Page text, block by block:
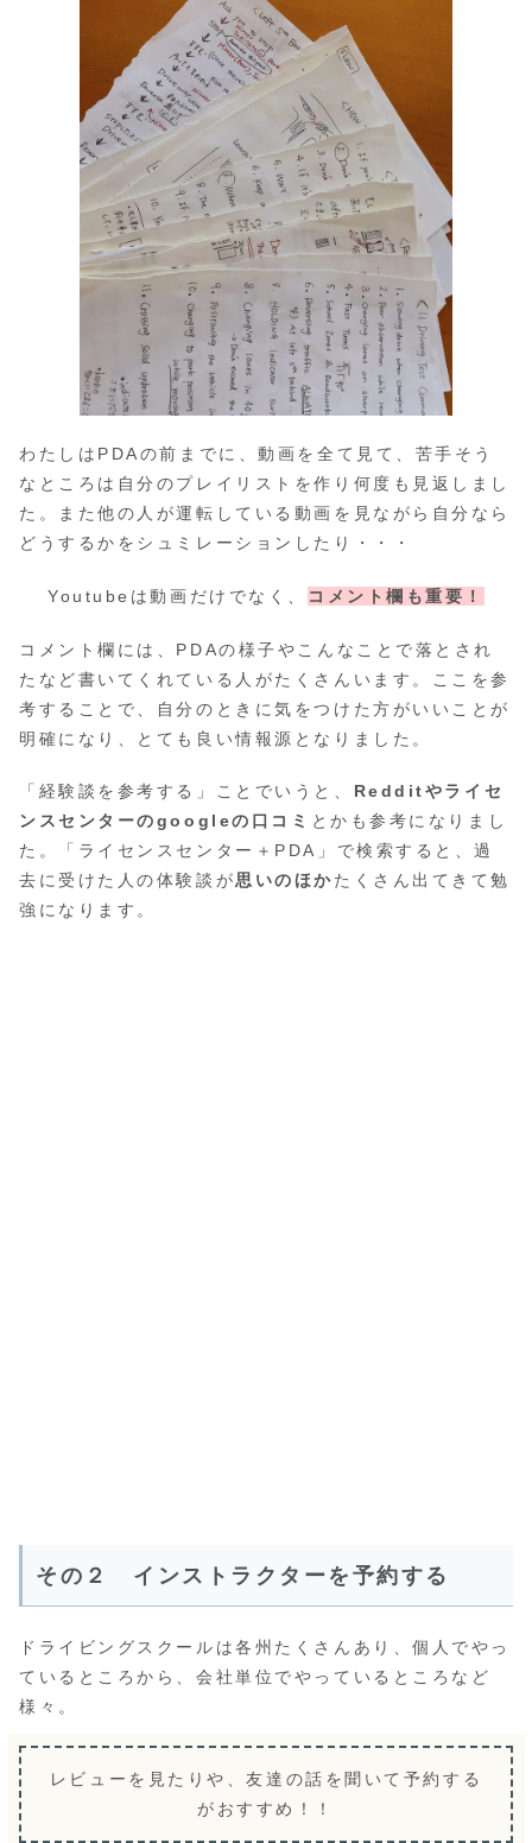
わたしはPDAの前までに、動画を全て見て、苦手そう
なところは自分のプレイリストを作り何度も見返しまし
た。また他の人が運転している動画を見ながら自分なら
どうするかをシュミレーションしたり・・・
Youtubeは動画だけでなく、 コメント欄も重要！
コメント欄には、PDAの様子やこんなことで落とされ
たなど書いてくれている人がたくさんいます。ここを参
考することで、自分のときに気をつけた方がいいことが
明確になり、とても良い情報源となりました。
「経験談を参考する」ことでいうと、 Redditやライセ
ンスセンターのgoogleの口コミ とかも参考になりまし
た。「ライセンスセンター＋PDA」で検索すると、過
去に受けた人の体験談が思いのほかたくさん出てきて勉
強になります。
その２ インストラクターを予約する
ドライビングスクールは各州たくさんあり、個人でやっ
ているところから、会社単位でやっているところなど
様々。
レビューを見たりや、友達の話を聞いて予約する
がおすすめ！！